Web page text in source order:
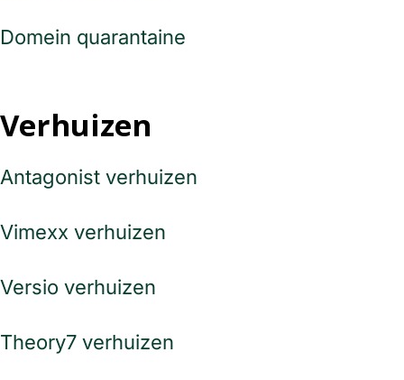
Domein quarantaine
Verhuizen
Antagonist verhuizen
Vimexx verhuizen
Versio verhuizen
Theory7 verhuizen